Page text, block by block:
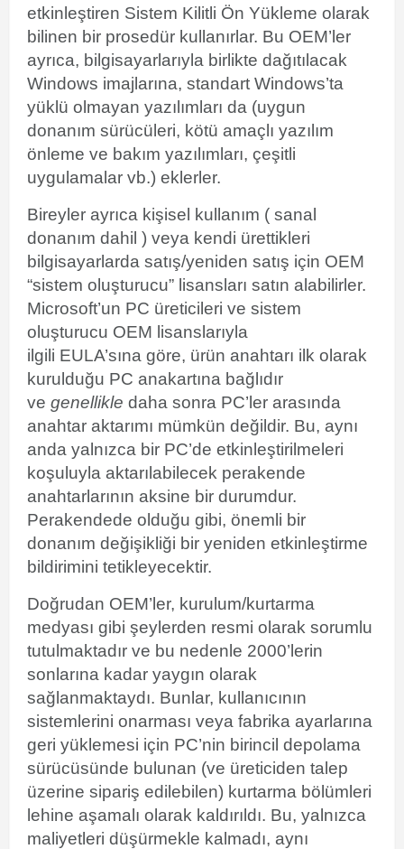
etkinleştiren Sistem Kilitli Ön Yükleme olarak
bilinen bir prosedür kullanırlar. Bu OEM’ler
ayrıca, bilgisayarlarıyla birlikte dağıtılacak
Windows imajlarına, standart Windows’ta
yüklü olmayan yazılımları da (uygun
donanım sürücüleri, kötü amaçlı yazılım
önleme ve bakım yazılımları, çeşitli
uygulamalar vb.) eklerler.
Bireyler ayrıca kişisel kullanım ( sanal
donanım dahil ) veya kendi ürettikleri
bilgisayarlarda satış/yeniden satış için OEM
“sistem oluşturucu” lisansları satın alabilirler.
Microsoft’un PC üreticileri ve sistem
oluşturucu OEM lisanslarıyla
ilgili EULA’sına göre, ürün anahtarı ilk olarak
kurulduğu PC anakartına bağlıdır
ve genellikle daha sonra PC’ler arasında
anahtar aktarımı mümkün değildir. Bu, aynı
anda yalnızca bir PC’de etkinleştirilmeleri
koşuluyla aktarılabilecek perakende
anahtarlarının aksine bir durumdur.
Perakendede olduğu gibi, önemli bir
donanım değişikliği bir yeniden etkinleştirme
bildirimini tetikleyecektir.
Doğrudan OEM’ler, kurulum/kurtarma
medyası gibi şeylerden resmi olarak sorumlu
tutulmaktadır ve bu nedenle 2000’lerin
sonlarına kadar yaygın olarak
sağlanmaktaydı. Bunlar, kullanıcının
sistemlerini onarması veya fabrika ayarlarına
geri yüklemesi için PC’nin birincil depolama
sürücüsünde bulunan (ve üreticiden talep
üzerine sipariş edilebilen) kurtarma bölümleri
lehine aşamalı olarak kaldırıldı. Bu, yalnızca
maliyetleri düşürmekle kalmadı, aynı